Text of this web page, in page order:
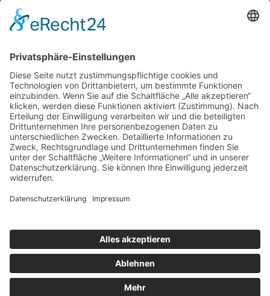
nach oben
Matthesstraße 65
Telefon 0371 3304579
E-Mail senden
Cookie-Einstellungen